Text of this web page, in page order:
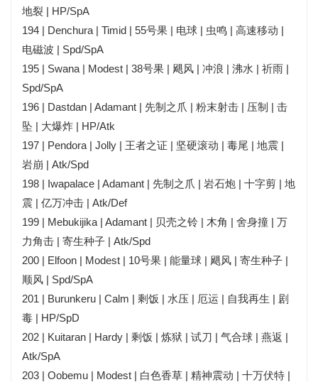
地裂 | HP/SpA
194 | Denchura | Timid | 55号果 | 电球 | 虫鸣 | 高速移动 |
电磁波 | Spd/SpA
195 | Swana | Modest | 38号果 | 飓风 | 冲浪 | 沸水 | 祈雨 |
Spd/SpA
196 | Dastdan | Adamant | 先制之爪 | 粉末射击 | 压制 | 击
坠 | 大爆炸 | HP/Atk
197 | Pendora | Jolly | 王者之证 | 坚硬滚动 | 毒尾 | 地震 |
岩崩 | Atk/Spd
198 | Iwapalace | Adamant | 先制之爪 | 岩石炮 | 十字剪 | 地
震 | 亿万冲击 | Atk/Def
199 | Mebukijika | Adamant | 贝壳之铃 | 木角 | 舍身撞 | 万
力角击 | 寄生种子 | Atk/Spd
200 | Elfoon | Modest | 10号果 | 能量球 | 飓风 | 寄生种子 |
顺风 | Spd/SpA
201 | Burunkeru | Calm | 剩饭 | 水压 | 厄运 | 自我再生 | 剧
毒 | HP/SpD
202 | Kuitaran | Hardy | 剩饭 | 炼狱 | 试刀 | 气合球 | 燕返 |
Atk/SpA
203 | Oobemu | Modest | 白色香草 | 精神震动 | 十万伏特 |